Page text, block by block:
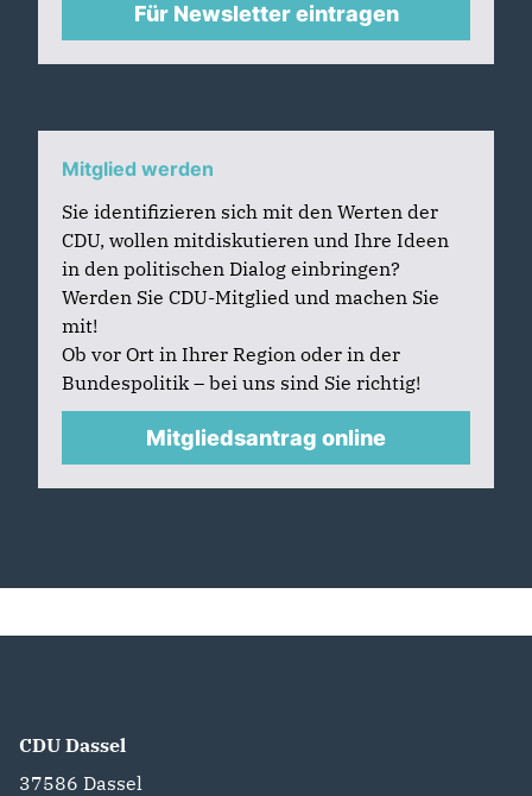
Für Newsletter eintragen
Mitglied werden
Sie identifizieren sich mit den Werten der
CDU, wollen mitdiskutieren und Ihre Ideen
in den politischen Dialog einbringen?
Werden Sie CDU-Mitglied und machen Sie
mit!
Ob vor Ort in Ihrer Region oder in der
Bundespolitik – bei uns sind Sie richtig!
Mitgliedsantrag online
CDU Dassel
37586 Dassel